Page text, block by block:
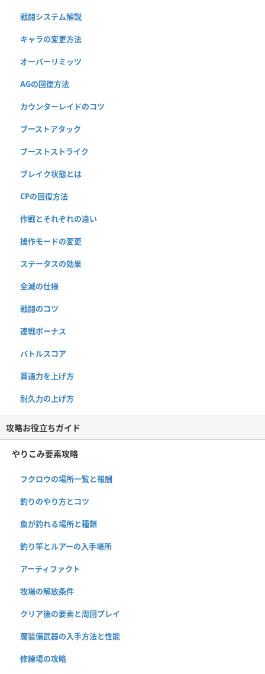
戦闘システム解説
キャラの変更方法
オーバーリミッツ
AGの回復方法
カウンターレイドのコツ
ブーストアタック
ブーストストライク
ブレイク状態とは
CPの回復方法
作戦とそれぞれの違い
操作モードの変更
ステータスの効果
全滅の仕様
戦闘のコツ
連戦ボーナス
バトルスコア
貫通力を上げ方
耐久力の上げ方
攻略お役立ちガイド
やりこみ要素攻略
フクロウの場所一覧と報酬
釣りのやり方とコツ
魚が釣れる場所と種類
釣り竿とルアーの入手場所
アーティファクト
牧場の解放条件
クリア後の要素と周回プレイ
魔装備武器の入手方法と性能
修練場の攻略